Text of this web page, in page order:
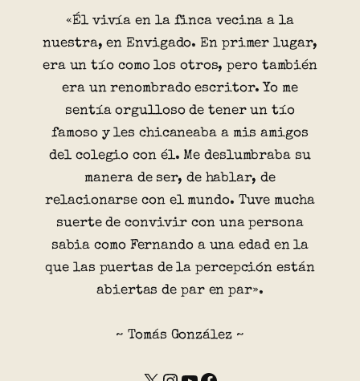
«Él vivía en la finca vecina a la
nuestra, en Envigado. En primer lugar,
era un tío como los otros, pero también
era un renombrado escritor. Yo me
sentía orgulloso de tener un tío
famoso y les chicaneaba a mis amigos
del colegio con él. Me deslumbraba su
manera de ser, de hablar, de
relacionarse con el mundo. Tuve mucha
suerte de convivir con una persona
sabia como Fernando a una edad en la
que las puertas de la percepción están
abiertas de par en par».
~ Tomás González ~